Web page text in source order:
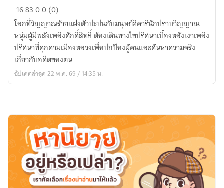
เพลิง
สะท้าน
วิญญาณ
(炎
影
の
魂
Homura
Kage
no
Tamashizume)
168300 (0)
โลกที่วิญญาณร้ายแฝงตัวปะปนกับมนุษย์ฮิคารินักปราบวิญญาณ
หนุ่มผู้มีพลังเพลิงศักดิ์สิทธิ์ ต้องเดินทางไขปริศนาเบื้องหลังเงาเพลิง
ปริศนาที่คุกคามเมืองหลวงเพื่อปกป้องผู้คนและค้นหาความจริง
เกี่ยวกับอดีตของตน
อัปเดตล่าสุด 22 พ.ค. 69 / 14:35 น.